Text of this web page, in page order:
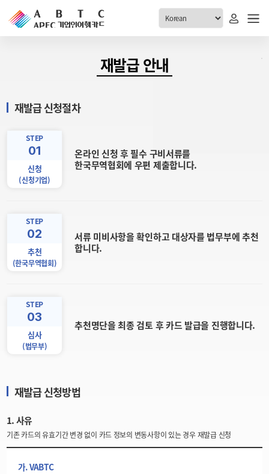
ABTC 전체메뉴
ABTC 제도 소개
발급 자격요건
신규발급 안내
재발급 안내
신청
취소
고객센터
재발급 안내
재발급 신청절차
STEP
01
신청
(신청기업)
온라인 신청 후 필수 구비서류를
한국무역협회에 우편 제출합니다.
STEP
02
추천
(한국무역협회)
서류 미비사항을 확인하고 대상자를 법무부에 추천
합니다.
STEP
03
심사
(법무부)
추천명단을 최종 검토 후 카드 발급을 진행합니다.
재발급 신청방법
1. 사유
기존 카드의 유효기간 변경 없이 카드 정보의 변동사항이 있는 경우 재발급 신청
가. VABTC